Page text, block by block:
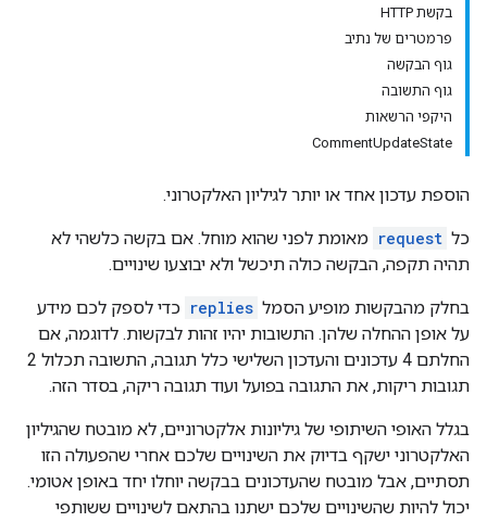
בקשת HTTP
פרמטרים של נתיב
גוף הבקשה
גוף התשובה
היקפי הרשאות
CommentUpdateState
הוספת עדכון אחד או יותר לגיליון האלקטרוני.
כל request מאומת לפני שהוא מוחל. אם בקשה כלשהי לא
תהיה תקפה, הבקשה כולה תיכשל ולא יבוצעו שינויים.
בחלק מהבקשות מופיע הסמל replies כדי לספק לכם מידע
על אופן ההחלה שלהן. התשובות יהיו זהות לבקשות. לדוגמה, אם
החלתם 4 עדכונים והעדכון השלישי כלל תגובה, התשובה תכלול 2
תגובות ריקות, את התגובה בפועל ועוד תגובה ריקה, בסדר הזה.
בגלל האופי השיתופי של גיליונות אלקטרוניים, לא מובטח שהגיליון
האלקטרוני ישקף בדיוק את השינויים שלכם אחרי שהפעולה הזו
תסתיים, אבל מובטח שהעדכונים בבקשה יוחלו יחד באופן אטומי.
יכול להיות שהשינויים שלכם ישתנו בהתאם לשינויים ששותפי